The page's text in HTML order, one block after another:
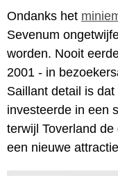
Ondanks het
Sevenum
worden. Nooit
2001 - in
Saillant detail is
investeerde in een
terwijl Toverland
een nieuwe